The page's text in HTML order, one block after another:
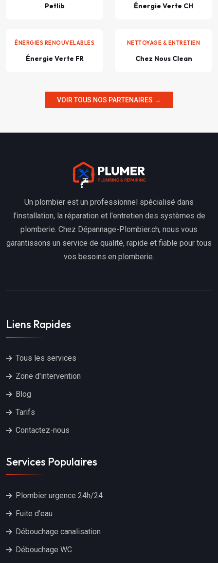
Petlib Énergie Verte CH
ÉNERGIES RENOUVELABLES
Énergie Verte FR
NETTOYAGE & ENTRETIEN
Chez Nous Clean
VOIR TOUS NOS PARTENAIRES →
Un plombier est un professionnel spécialisé dans
l'installation, la réparation et l'entretien des systèmes de
plomberie. Chez Dépannage-Plombier.ch, nous vous
garantissons un service de qualité, rapide et fiable pour tous
vos besoins en plomberie.
Liens Rapides
Tous les services
Zone d'intervention
Blog
Tarifs
Contactez-nous
Services Populaires
Plombier urgence 24h/24
Fuite d'eau
Débouchage canalisation
Débouchage WC